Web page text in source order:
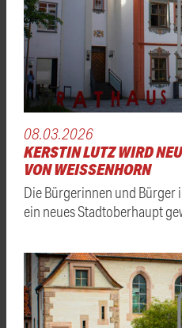
08.03.2026
KERSTIN LUTZ WIRD
VON WEISSENHORN
Die Bürgerinnen und Bürger
ein neues Stadtoberhaupt